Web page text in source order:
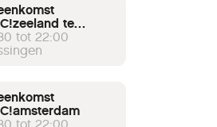
te
tot 22:00